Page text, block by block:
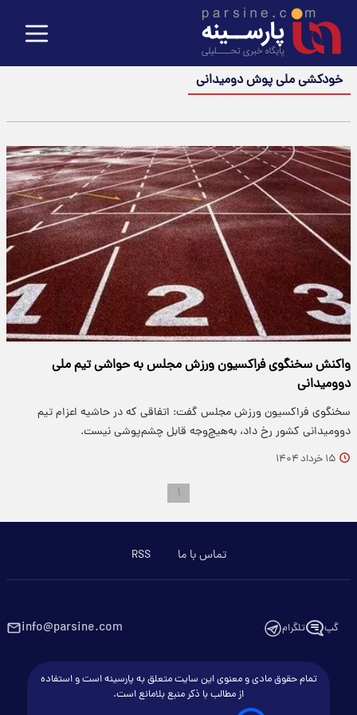
خودکشی ملی پوش دومیدانی
واکنش سخنگوی فراکسیون ورزش مجلس به حواشی تیم ملی
دوومیدانی
سخنگوی فراکسیون ورزش مجلس گفت: اتفاقی که در حاشیه اعزام تیم
دوومیدانی کشور رخ داد، به‌هیچ‌وجه قابل چشم‌پوشی نیست.
۱۵ خرداد ۱۴۰۴
۱
تماس با ما RSS
گپ تلگرام info@parsine.com
تمام حقوق مادی و معنوی این سایت متعلق به پارسینه است و استفاده
از مطالب با ذکر منبع بلامانع است.